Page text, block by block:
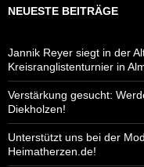
g
N
a
v
i
g
a
NEUESTE BEITRÄGE
Jannik Reyer siegt in der
Kreisranglistenturnier in
Verstärkung gesucht:
Diekholzen!
Unterstützt uns bei der
Heimatherzen.de!